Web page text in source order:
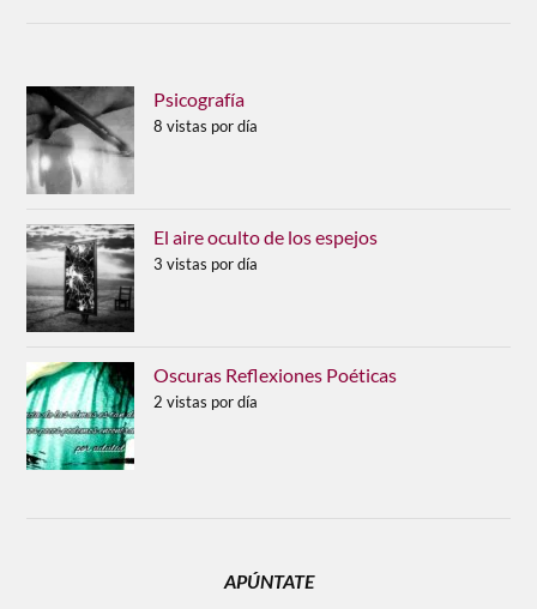
Psicografía
8 vistas por día
El aire oculto de los espejos
3 vistas por día
Oscuras Reflexiones Poéticas
2 vistas por día
APÚNTATE